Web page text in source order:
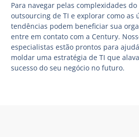
Para navegar pelas complexidades do
outsourcing de TI e explorar como as
tendências podem beneficiar sua
entre em contato com a Century.
especialistas estão prontos para
moldar uma estratégia de TI que
sucesso do seu negócio no futuro.